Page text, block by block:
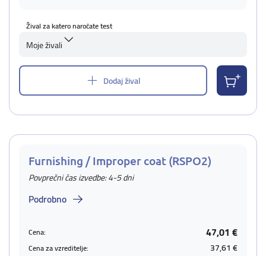
Žival za katero naročate test
Moje živali
Dodaj žival
Furnishing / Improper coat (RSPO2)
Povprečni čas izvedbe: 4-5 dni
Podrobno
Cena: 47,01 €
Cena za vzreditelje: 37,61 €